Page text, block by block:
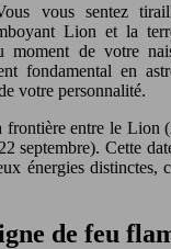
Lion et la
de votre
fondamental en
votre personnalité.
frontière entre le Lion
septembre). Cette
énergies distinctes,
de feu